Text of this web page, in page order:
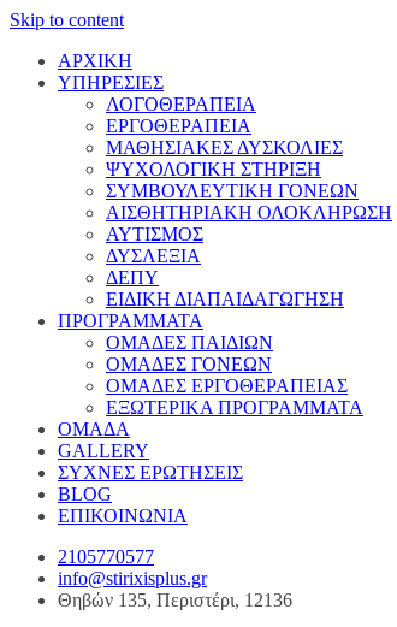
Skip to content
ΑΡΧΙΚΗ
ΥΠΗΡΕΣΙΕΣ
ΛΟΓΟΘΕΡΑΠΕΙΑ
ΕΡΓΟΘΕΡΑΠΕΙΑ
ΜΑΘΗΣΙΑΚΕΣ ΔΥΣΚΟΛΙΕΣ
ΨΥΧΟΛΟΓΙΚΗ ΣΤΗΡΙΞΗ
ΣΥΜΒΟΥΛΕΥΤΙΚΗ ΓΟΝΕΩΝ
ΑΙΣΘΗΤΗΡΙΑΚΗ ΟΛΟΚΛΗΡΩΣΗ
ΑΥΤΙΣΜΟΣ
ΔΥΣΛΕΞΙΑ
ΔΕΠΥ
ΕΙΔΙΚΗ ΔΙΑΠΑΙΔΑΓΩΓΗΣΗ
ΠΡΟΓΡΑΜΜΑΤΑ
ΟΜΑΔΕΣ ΠΑΙΔΙΩΝ
ΟΜΑΔΕΣ ΓΟΝΕΩΝ
ΟΜΑΔΕΣ ΕΡΓΟΘΕΡΑΠΕΙΑΣ
ΕΞΩΤΕΡΙΚΑ ΠΡΟΓΡΑΜΜΑΤΑ
ΟΜΑΔΑ
GALLERY
ΣΥΧΝΕΣ ΕΡΩΤΗΣΕΙΣ
BLOG
ΕΠΙΚΟΙΝΩΝΙΑ
2105770577
info@stirixisplus.gr
Θηβών 135, Περιστέρι, 12136